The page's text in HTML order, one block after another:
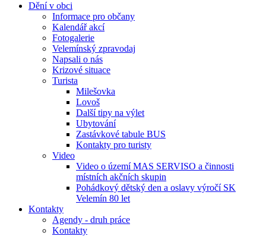
Dění v obci
Informace pro občany
Kalendář akcí
Fotogalerie
Velemínský zpravodaj
Napsali o nás
Krizové situace
Turista
Milešovka
Lovoš
Další tipy na výlet
Ubytování
Zastávkové tabule BUS
Kontakty pro turisty
Video
Video o území MAS SERVISO a činnosti
místních akčních skupin
Pohádkový dětský den a oslavy výročí SK
Velemín 80 let
Kontakty
Agendy - druh práce
Kontakty